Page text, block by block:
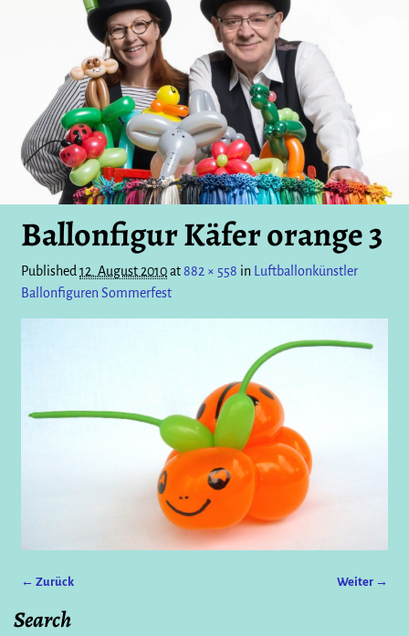
Ballonfigur Käfer orange 3
Published12. August 2010at882 × 558 in Luftballonkünstler
Ballonfiguren Sommerfest
← Zurück Weiter →
Search